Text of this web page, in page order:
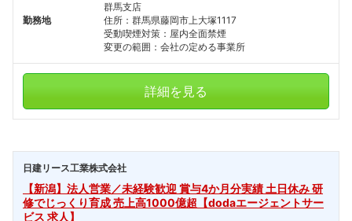
勤務地
群馬支店
住所：群馬県藤岡市上大塚1117
受動喫煙対策：屋内全面禁煙
変更の範囲：会社の定める事業所
詳細を見る
日建リース工業株式会社
【新潟】法人営業／未経験歓迎 賞与4か月分実績 土日休み 研
修でじっくり育成 売上高1000億超【dodaエージェントサー
ビス 求人】